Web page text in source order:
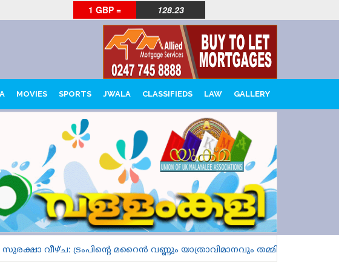
1 GBP = 128.23
MOVIES SPORTS JWALA CLASSIFIEDS LAW GALLERY
വീഴ്ച: ട്രംപിന്റെ മറൈൻ വണ്ണും യാത്രാവിമാനവും തമ്മിൽ